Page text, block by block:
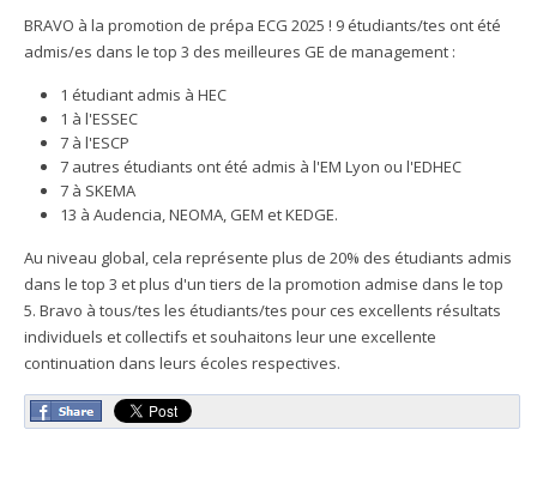
BRAVO à la promotion de prépa ECG 2025 ! 9 étudiants/tes ont été
admis/es dans le top 3 des meilleures GE de management :
1 étudiant admis à HEC
1 à l'ESSEC
7 à l'ESCP
7 autres étudiants ont été admis à l'EM Lyon ou l'EDHEC
7 à SKEMA
13 à Audencia, NEOMA, GEM et KEDGE.
Au niveau global, cela représente plus de 20% des étudiants admis
dans le top 3 et plus d'un tiers de la promotion admise dans le top
5. Bravo à tous/tes les étudiants/tes pour ces excellents résultats
individuels et collectifs et souhaitons leur une excellente
continuation dans leurs écoles respectives.